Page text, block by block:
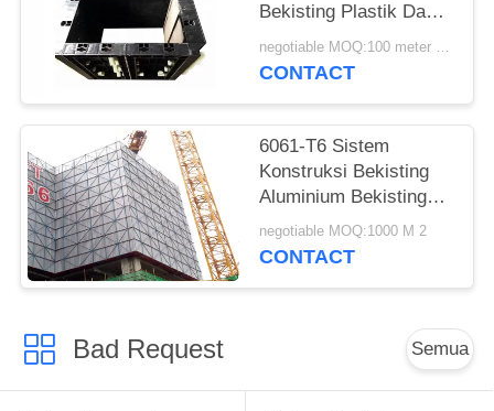
Bekisting Plastik Dapat
Digunakan Kembali
negotiable MOQ:100 meter persegi
CONTACT
6061-T6 Sistem
Konstruksi Bekisting
Aluminium Bekisting
Permanen Untuk
Dinding Beton
negotiable MOQ:1000 M 2
CONTACT
Bad Request Semua